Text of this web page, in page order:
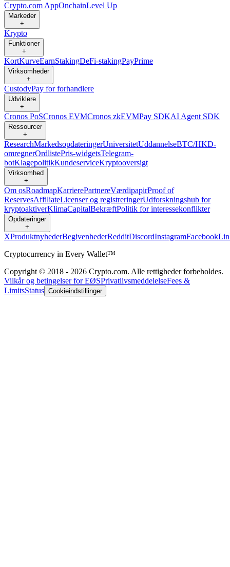
Crypto.com AppOnchainLevel Up
Markeder
+
Krypto
Funktioner
+
KortKurveEarnStakingDeFi-stakingPayPrime
Virksomheder
+
CustodyPay for forhandlere
Udviklere
+
Cronos PoSCronos EVMCronos zkEVMPay SDKAI Agent SDK
Ressourcer
+
ResearchMarkedsopdateringerUniversitetUddannelseBTC/HKD-
omregnerOrdlistePris-widgetsTelegram-
botKlagepolitikKundeserviceKryptooversigt
Virksomhed
+
Om osRoadmapKarrierePartnereVærdipapirProof of
ReservesAffiliateLicenser og registreringerUdforskningshub for
kryptoaktiverKlimaCapitalBekræftPolitik for interessekonflikter
Opdateringer
+
XProduktnyhederBegivenhederRedditDiscordInstagramFacebook
Cryptocurrency in Every Wallet™
Copyright © 2018 - 2026 Crypto.com. Alle rettigheder forbeholdes.
Vilkår og betingelser for EØSPrivatlivsmeddelelseFees &
LimitsStatus Cookieindstillinger